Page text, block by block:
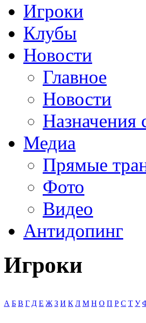
Игроки
Клубы
Новости
Главное
Новости
Назначения
Медиа
Прямые
Фото
Видео
Антидопинг
Игроки
А Б В Г Д Е Ж З И К Л М Н О П Р С Т У